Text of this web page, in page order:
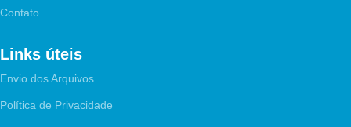
Contato
Links úteis
Envio dos Arquivos
Política de Privacidade